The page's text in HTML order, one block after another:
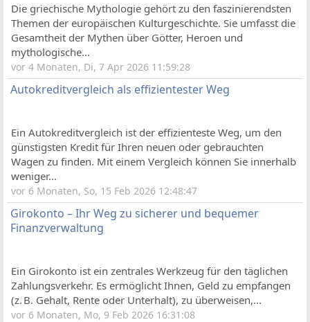
Die griechische Mythologie gehört zu den faszinierendsten
Themen der europäischen Kulturgeschichte. Sie umfasst die
Gesamtheit der Mythen über Götter, Heroen und
mythologische...
vor 4 Monaten, Di, 7 Apr 2026 11:59:28
Autokreditvergleich als effizientester Weg
Ein Autokreditvergleich ist der effizienteste Weg, um den
günstigsten Kredit für Ihren neuen oder gebrauchten
Wagen zu finden. Mit einem Vergleich können Sie innerhalb
weniger...
vor 6 Monaten, So, 15 Feb 2026 12:48:47
Girokonto – Ihr Weg zu sicherer und bequemer
Finanzverwaltung
Ein Girokonto ist ein zentrales Werkzeug für den täglichen
Zahlungsverkehr. Es ermöglicht Ihnen, Geld zu empfangen
(z. B. Gehalt, Rente oder Unterhalt), zu überweisen,...
vor 6 Monaten, Mo, 9 Feb 2026 16:31:08